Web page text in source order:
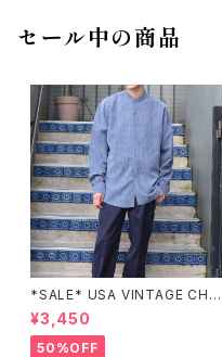
セール中の商品
*SALE* USA VINTAGE CHE
CK PATTERNED BAND COL
LAR SHIRT/アメリカ古着チェッ
ク柄バンドカラーシャツ
¥3,450
50%OFF